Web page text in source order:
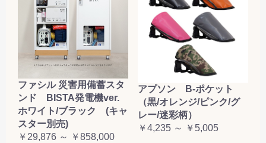
ファシル 災害用備蓄スタ
ンド BISTA発電機ver.
ホワイト/ブラック (キャ
スター別売)
￥29,876 ～ ￥858,000
アプソン B-ポケット
（黒/オレンジ/ピンク/グ
レー/迷彩柄）
￥4,235 ～ ￥5,005